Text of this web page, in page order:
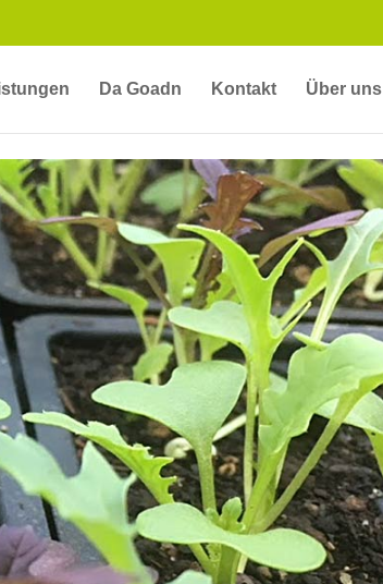
Da Goadn Kontakt Über uns